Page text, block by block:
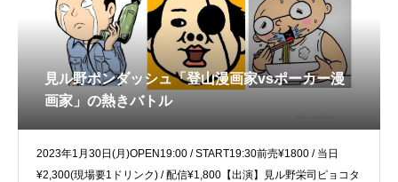
見ル野ポンダッシュ「登山漫画家vsポーカー漫
画家」の熱きバトル
2023年1月30日(月)OPEN19:00 / START19:30前売¥1800 / 当日
¥2,300(現場要1ドリンク) / 配信¥1,800【出演】見ル野栄司ピョコタ